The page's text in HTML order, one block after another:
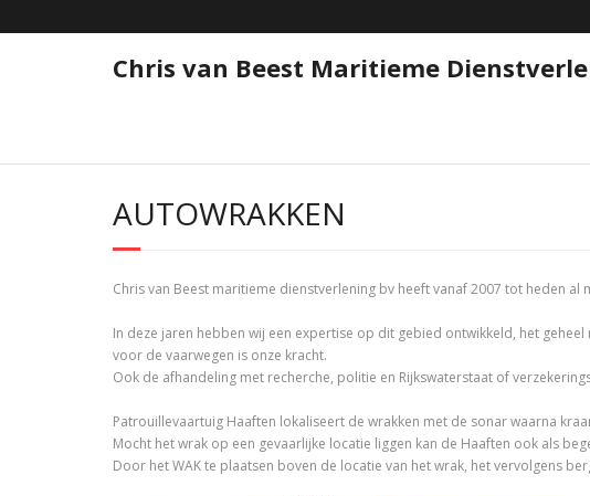
to
Chris van Beest Maritieme
AUTOWRAKKEN
Chris van Beest maritieme dienstverlening bv heeft vanaf 2007 tot heden
In deze jaren hebben wij een expertise op dit gebied ontwikkeld, het
voor de vaarwegen is onze kracht.
Ook de afhandeling met recherche, politie en Rijkswaterstaat of
Patrouillevaartuig Haaften lokaliseert de wrakken met de sonar waarna
Mocht het wrak op een gevaarlijke locatie liggen kan de Haaften ook als
Door het WAK te plaatsen boven de locatie van het wrak, het vervolgens